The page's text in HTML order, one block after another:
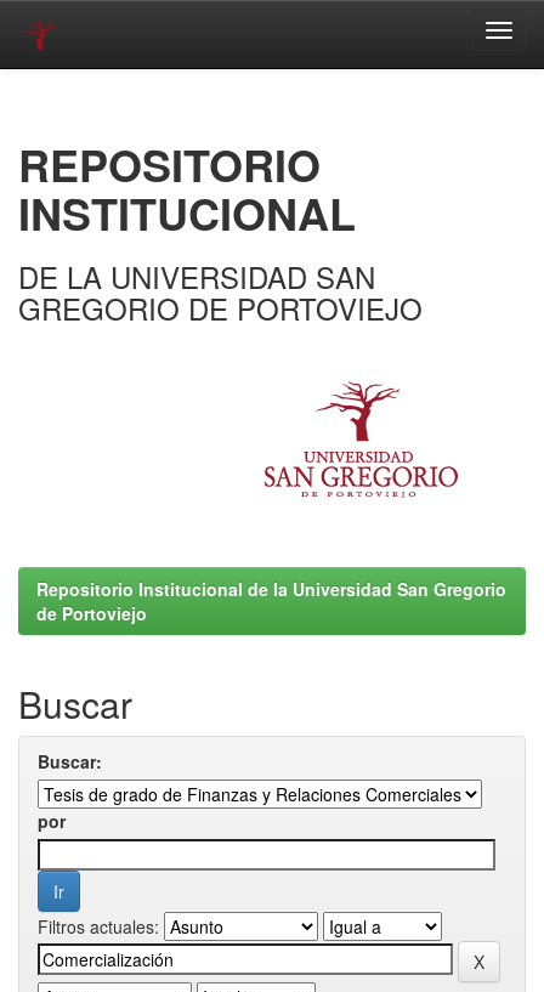
REPOSITORIO
INSTITUCIONAL
DE LA UNIVERSIDAD SAN
GREGORIO DE PORTOVIEJO
Repositorio Institucional de la Universidad San Gregorio
de Portoviejo
Buscar
Buscar:
por
Filtros actuales: